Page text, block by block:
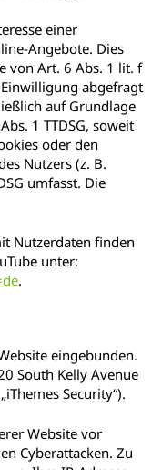
einer
Angebote. Dies
von Art. 6 Abs. 1 lit. f
Einwilligung abgefragt
auf Grundlage
1 TTDSG, soweit
oder den
Nutzers (z. B.
umfasst. Die
Nutzerdaten finden
unter:
.
eingebunden.
South Kelly Avenue
Security“).
Website vor
Cyberattacken. Zu